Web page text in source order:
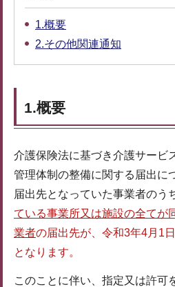
1.概要
2.その他関連通知
1.概要
介護保険法に基づき介護サービ
管理体制の整備に関する届出に
届出先となっていた事業者のう
ている事業所又は施設の全てが
業者の届出先が、令和3年4月1
となります。
このことに伴い、指定又は許可